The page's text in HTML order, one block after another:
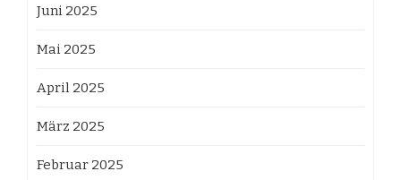
Juni 2025
Mai 2025
April 2025
März 2025
Februar 2025